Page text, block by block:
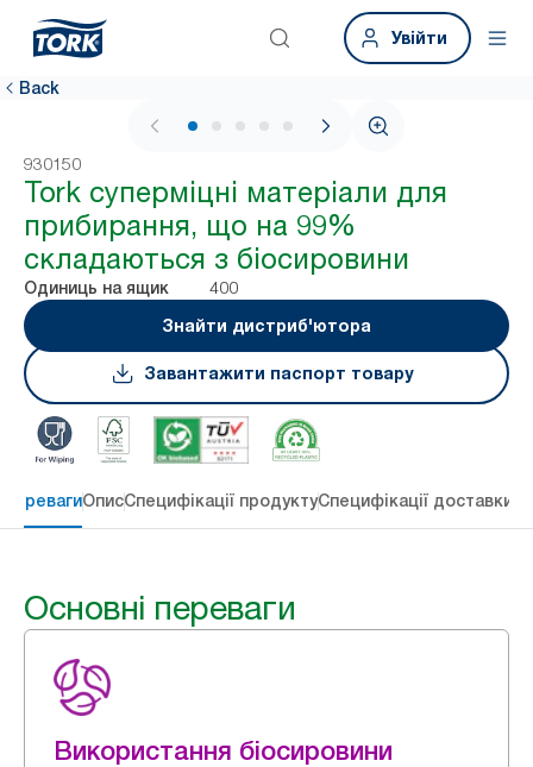
Увійти
Back
1 / 5
930150
Tork суперміцні матеріали для
прибирання, що на 99%
складаються з біосировини
Одиниць на ящик
400
Знайти дистриб'ютора
Завантажити паспорт товару
перевагиОписСпецифікації продуктуСпецифікації доставки
Основні переваги
Використання біосировини